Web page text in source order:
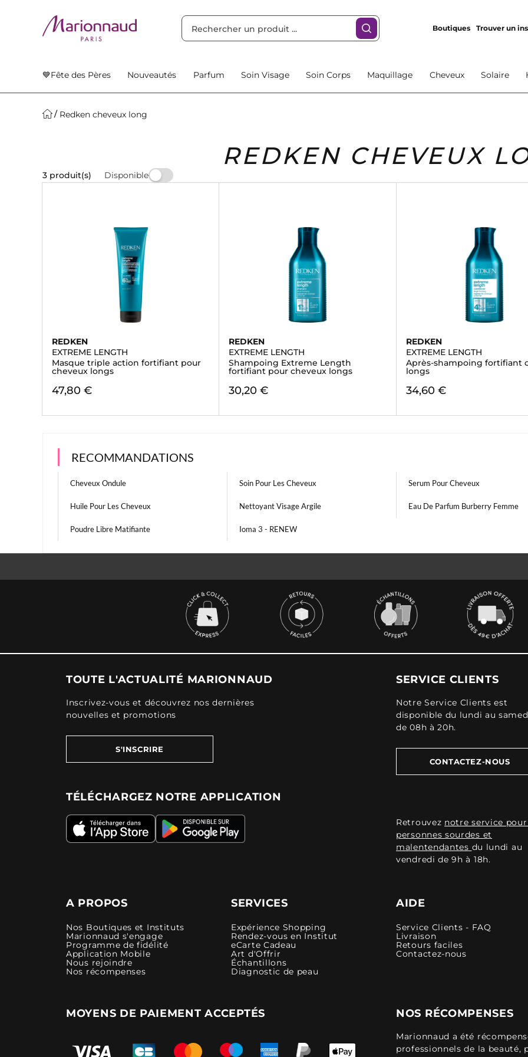
Boutiques Trouver un
💙Fête des Pères Nouveautés Parfum Soin Visage Soin Corps Maquillage Cheveux Solaire
Redken cheveux long
REDKEN CHEVEUX
3 produit(s) Disponible
REDKEN
EXTREME LENGTH
Masque triple action fortifiant pour
cheveux longs
47,80 €
REDKEN
EXTREME LENGTH
Shampoing Extreme Length
fortifiant pour cheveux longs
30,20 €
REDKEN
EXTREME LENGTH
Après-shampoing fortifiant
longs
34,60 €
RECOMMANDATIONS
Cheveux Ondule Soin Pour Les Cheveux Serum Pour Cheveux
Huile Pour Les Cheveux Nettoyant Visage Argile Eau De Parfum Burberry Femme
Poudre Libre Matifiante Ioma 3 - RENEW
TOUTE L'ACTUALITÉ MARIONNAUD
Inscrivez-vous et découvrez nos dernières
nouvelles et promotions
S'INSCRIRE
TÉLÉCHARGEZ NOTRE APPLICATION
SERVICE CLIENTS
Notre Service Clients est
disponible du lundi au
de 08h à 20h.
CONTACTEZ-NOUS
Retrouvez notre service
personnes sourdes et
malentendantes du lundi au
vendredi de 9h à 18h.
A PROPOS
Nos Boutiques et Instituts
Marionnaud s'engage
Programme de fidélité
Application Mobile
Nous rejoindre
Nos récompenses
SERVICES
Expérience Shopping
Rendez-vous en Institut
eCarte Cadeau
Art d'Offrir
Échantillons
Diagnostic de peau
AIDE
Service Clients - FAQ
Livraison
Retours faciles
Contactez-nous
MOYENS DE PAIEMENT ACCEPTÉS NOS RÉCOMPENSES
Marionnaud a été
professionnels de la beauté,